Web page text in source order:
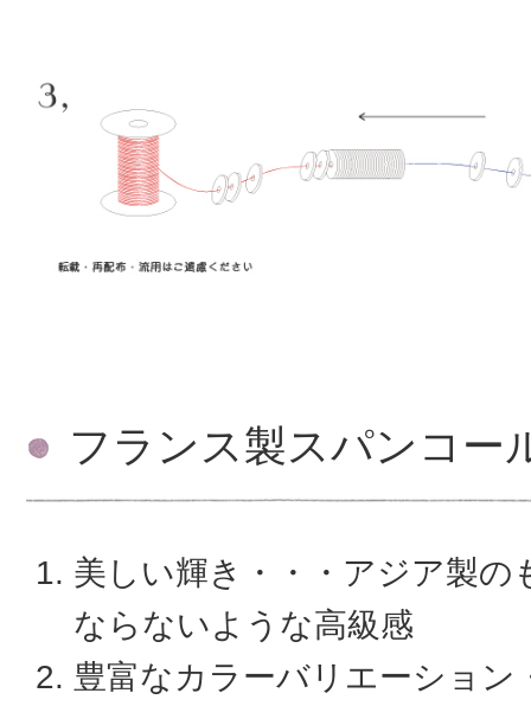
フランス製スパンコー
美しい輝き・・・アジア製の
ならないような高級感
豊富なカラーバリエーション